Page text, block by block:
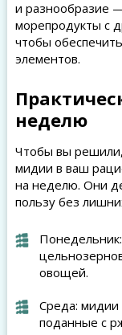
и разнообразие
морепродукты с
чтобы
элементов.
неделю
Чтобы вы решили,
мидии в ваш
на неделю. Они
пользу без
овощей.
Среда: мидии
поданные с